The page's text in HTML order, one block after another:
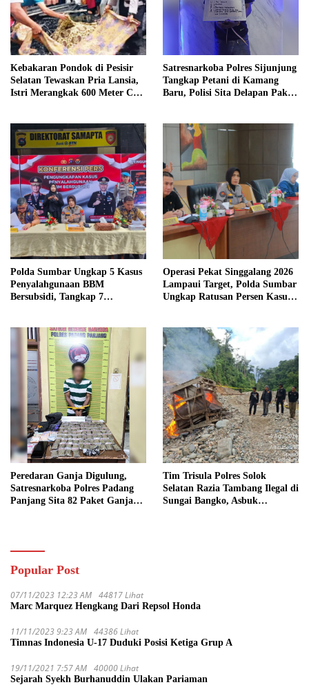
Kebakaran Pondok di Pesisir
Selatan Tewaskan Pria Lansia,
Istri Merangkak 600 Meter Cari
Satresnarkoba Polres Sijunjung
Tangkap Petani di Kamang
Baru, Polisi Sita Delapan Paket
Polda Sumbar Ungkap 5 Kasus
Penyalahgunaan BBM
Bersubsidi, Tangkap 7
Operasi Pekat Singgalang 2026
Lampaui Target, Polda Sumbar
Ungkap Ratusan Persen Kasus
Peredaran Ganja Digulung,
Satresnarkoba Polres Padang
Panjang Sita 82 Paket Ganja
Tim Trisula Polres Solok
Selatan Razia Tambang Ilegal di
Sungai Bangko, Asbuk
Popular Post
07/11/2023 12:23 AM 44817 Lihat
Marc Marquez Hengkang Dari Repsol Honda
11/11/2023 9:23 AM 44386 Lihat
Timnas Indonesia U-17 Duduki Posisi Ketiga Grup A
19/11/2021 7:57 AM 40000 Lihat
Sejarah Syekh Burhanuddin Ulakan Pariaman